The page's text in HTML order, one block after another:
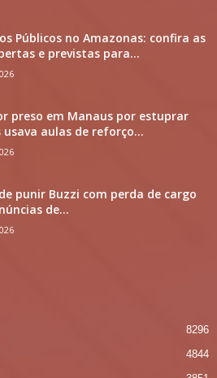
Públicos no Amazonas: confira as
e previstas para...
preso em Manaus por estuprar
usava aulas de reforço...
punir Buzzi com perda de cargo
de...
8296
4844